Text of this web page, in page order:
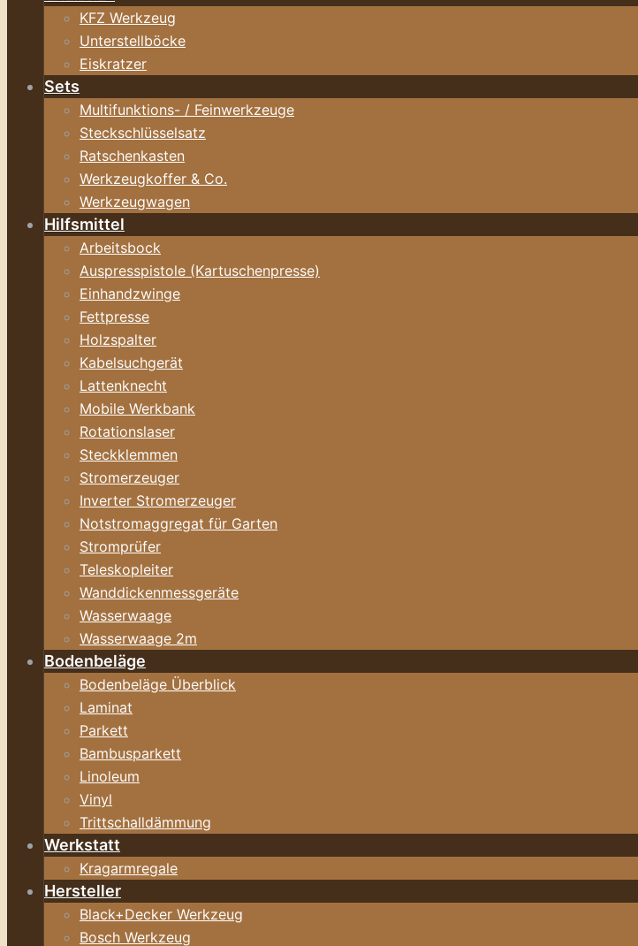
KFZ Werkzeug
Unterstellböcke
Eiskratzer
Sets
Multifunktions- / Feinwerkzeuge
Steckschlüsselsatz
Ratschenkasten
Werkzeugkoffer & Co.
Werkzeugwagen
Hilfsmittel
Arbeitsbock
Auspresspistole (Kartuschenpresse)
Einhandzwinge
Fettpresse
Holzspalter
Kabelsuchgerät
Lattenknecht
Mobile Werkbank
Rotationslaser
Steckklemmen
Stromerzeuger
Inverter Stromerzeuger
Notstromaggregat für Garten
Stromprüfer
Teleskopleiter
Wanddickenmessgeräte
Wasserwaage
Wasserwaage 2m
Bodenbeläge
Bodenbeläge Überblick
Laminat
Parkett
Bambusparkett
Linoleum
Vinyl
Trittschalldämmung
Werkstatt
Kragarmregale
Hersteller
Black+Decker Werkzeug
Bosch Werkzeug